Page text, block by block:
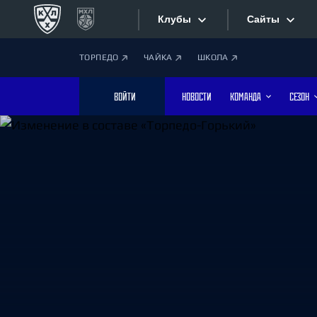
Клубы
Дивизион Боброва
Лада
Сайты
ТОРПЕДО ЧАЙКА ШКОЛА
ВОЙТИ НОВОСТИ КОМАНДА СЕЗОН